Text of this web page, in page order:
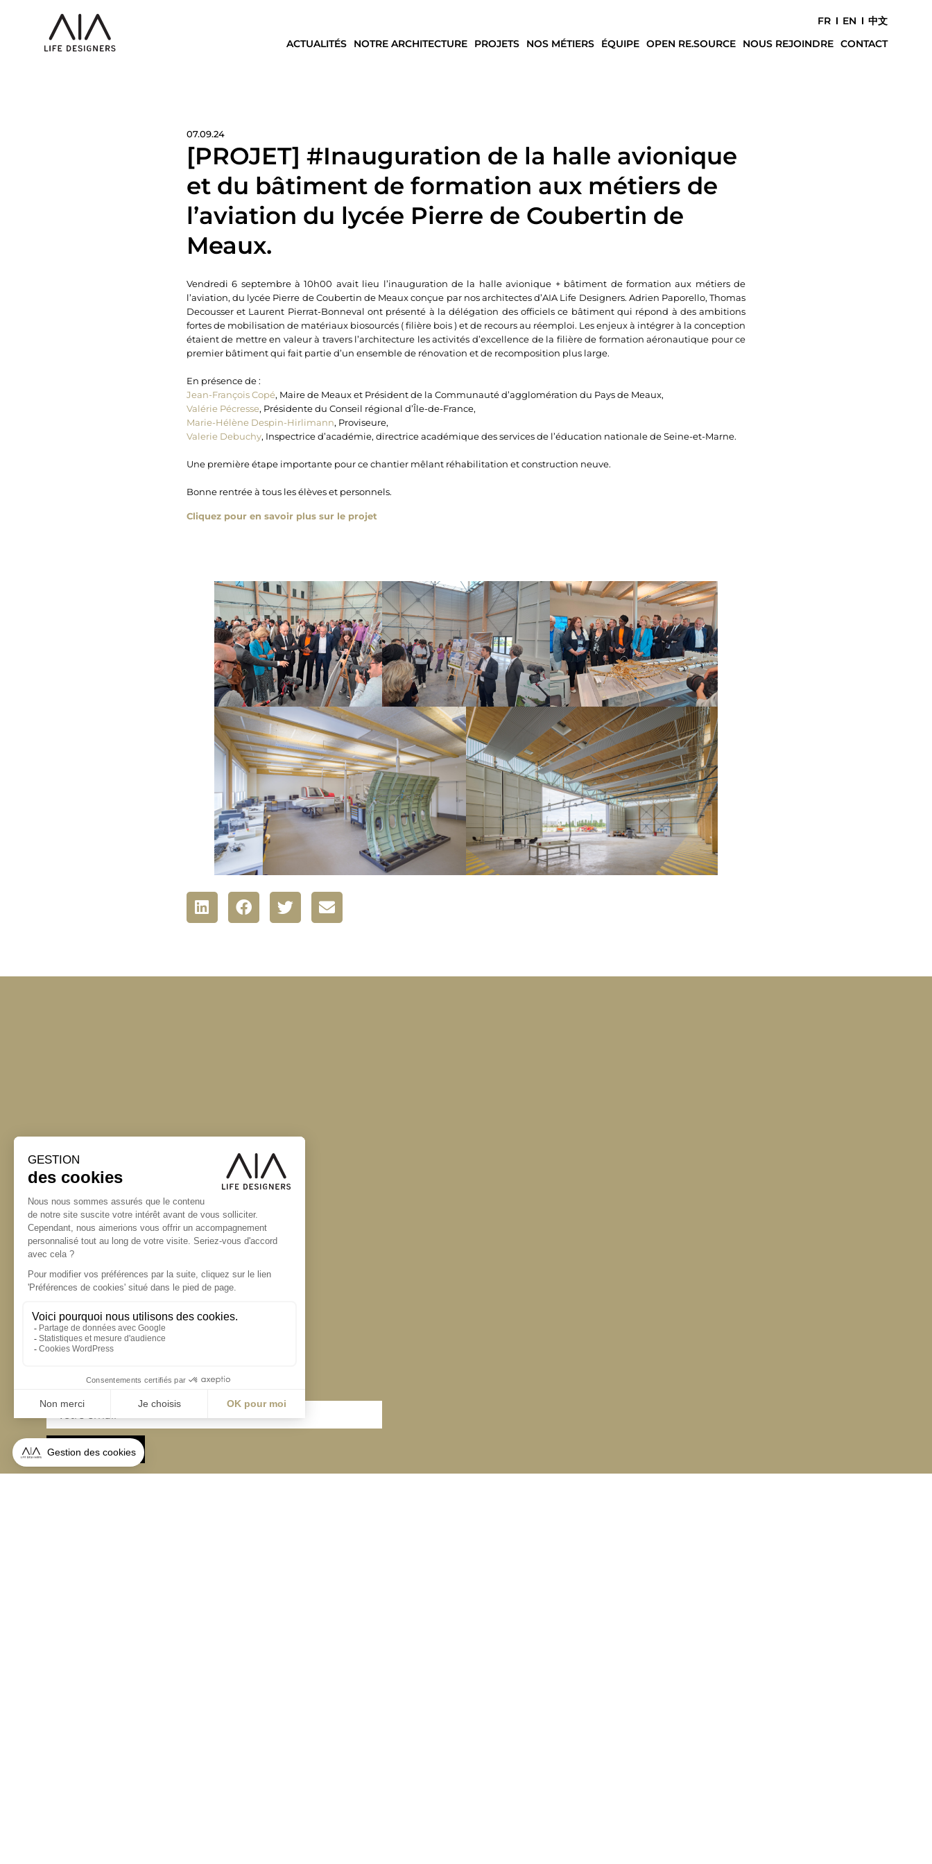
FR EN
中文
ACTUALITÉS
NOTRE ARCHITECTURE PROJETS NOS MÉTIERS ÉQUIPE OPEN RE.SOURCE NOUS REJOINDRE CONTACT
07.09.24
[PROJET] #Inauguration de la halle avionique
et du bâtiment de formation aux métiers de
l’aviation du lycée Pierre de Coubertin de
Meaux.
Vendredi 6 septembre à 10h00 avait lieu l’inauguration de la halle avionique + bâtiment de formation aux métiers de
l’aviation, du lycée Pierre de Coubertin de Meaux conçue par nos architectes d’AIA Life Designers. Adrien Paporello, Thomas
Decousser et Laurent Pierrat-Bonneval ont présenté à la délégation des officiels ce bâtiment qui répond à des ambitions
fortes de mobilisation de matériaux biosourcés ( filière bois ) et de recours au réemploi. Les enjeux à intégrer à la conception
étaient de mettre en valeur à travers l’architecture les activités d’excellence de la filière de formation aéronautique pour ce
premier bâtiment qui fait partie d’un ensemble de rénovation et de recomposition plus large.
En présence de :
Jean-François Copé, Maire de Meaux et Président de la Communauté d’agglomération du Pays de Meaux,
Valérie Pécresse, Présidente du Conseil régional d’Île-de-France,
Marie-Hélène Despin-Hirlimann, Proviseure,
Valerie Debuchy, Inspectrice d’académie, directrice académique des services de l’éducation nationale de Seine-et-Marne.
Une première étape importante pour ce chantier mêlant réhabilitation et construction neuve.
Bonne rentrée à tous les élèves et personnels.
Cliquez pour en savoir plus sur le projet
S'inscrire à la newsletter
ABONNEZ-VOUS
Alternative: